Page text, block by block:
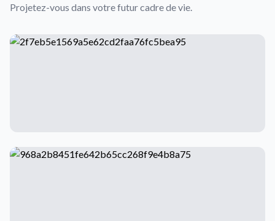
Projetez-vous dans votre futur cadre de vie.